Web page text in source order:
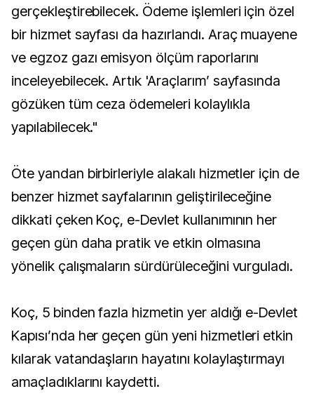
gerçekleştirebilecek. Ödeme işlemleri için özel
bir hizmet sayfası da hazırlandı. Araç muayene
ve egzoz gazı emisyon ölçüm raporlarını
inceleyebilecek. Artık 'Araçlarım’ sayfasında
gözüken tüm ceza ödemeleri kolaylıkla
yapılabilecek."
Öte yandan birbirleriyle alakalı hizmetler için de
benzer hizmet sayfalarının geliştirileceğine
dikkati çeken Koç, e-Devlet kullanımının her
geçen gün daha pratik ve etkin olmasına
yönelik çalışmaların sürdürüleceğini vurguladı.
Koç, 5 binden fazla hizmetin yer aldığı e-Devlet
Kapısı’nda her geçen gün yeni hizmetleri etkin
kılarak vatandaşların hayatını kolaylaştırmayı
amaçladıklarını kaydetti.